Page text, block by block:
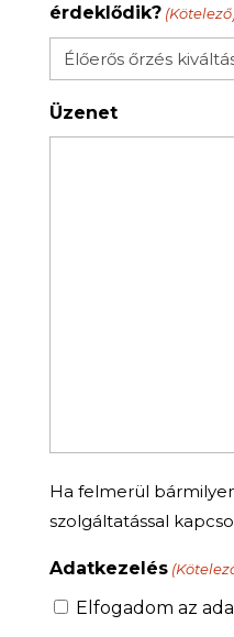
érdeklődik?
Üzenet
Ha felmerül
szolgáltatással
Adatkezelés
Elfogadom az